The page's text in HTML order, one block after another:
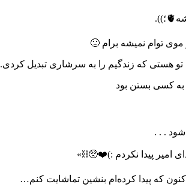
توام نمیشه برام 🙂
هستی که زندگیم را به سرشاری تبدیل کردی.
به کسی بستن بود
. . .
امیر پیدا نکردم :)❤️🥺⛓️»
که پیدا کرده‌ام بنشین تماشایت کنم…